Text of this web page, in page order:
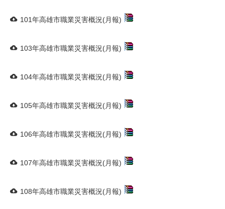
101年高雄市職業災害概況(月報)
103年高雄市職業災害概況(月報)
104年高雄市職業災害概況(月報)
105年高雄市職業災害概況(月報)
106年高雄市職業災害概況(月報)
107年高雄市職業災害概況(月報)
108年高雄市職業災害概況(月報)